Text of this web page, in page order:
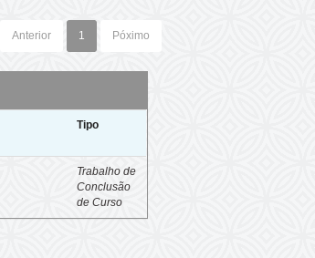
Anterior 1 Póximo
Tipo
Trabalho de
Conclusão
de Curso